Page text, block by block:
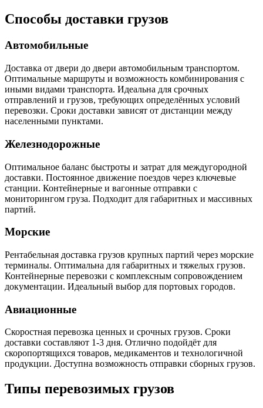
Способы доставки грузов
Автомобильные
Доставка от двери до двери автомобильным транспортом.
Оптимальные маршруты и возможность комбинирования с
иными видами транспорта. Идеальна для срочных
отправлений и грузов, требующих определённых условий
перевозки. Сроки доставки зависят от дистанции между
населенными пунктами.
Железнодорожные
Оптимальное баланс быстроты и затрат для междугородной
доставки. Постоянное движение поездов через ключевые
станции. Контейнерные и вагонные отправки с
мониторингом груза. Подходит для габаритных и массивных
партий.
Морские
Рентабельная доставка грузов крупных партий через морские
терминалы. Оптимальна для габаритных и тяжелых грузов.
Контейнерные перевозки с комплексным сопровождением
документации. Идеальный выбор для портовых городов.
Авиационные
Скоростная перевозка ценных и срочных грузов. Сроки
доставки составляют 1-3 дня. Отлично подойдёт для
скоропортящихся товаров, медикаментов и технологичной
продукции. Доступна возможность отправки сборных грузов.
Типы перевозимых грузов